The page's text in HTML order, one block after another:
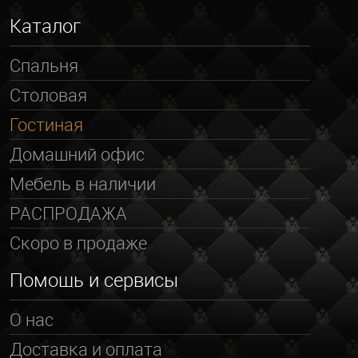
Каталог
Спальня
Столовая
Гостиная
Домашний офис
Мебель в наличии
РАСПРОДАЖА
Скоро в продаже
Помощь и сервисы
О нас
Доставка и оплата